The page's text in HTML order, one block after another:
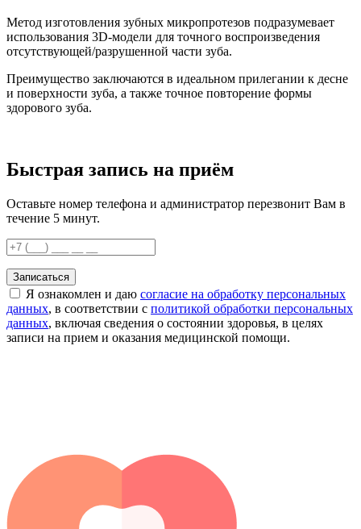
Метод изготовления зубных микропротезов подразумевает
использования 3D-модели для точного воспроизведения
отсутствующей/разрушенной части зуба.
Преимущество заключаются в идеальном прилегании к десне
и поверхности зуба, а также точное повторение формы
здорового зуба.
Быстрая запись на приём
Оставьте номер телефона и администратор перезвонит Вам в
течение 5 минут.
Записаться
Я ознакомлен и даю согласие на обработку персональных
данных, в соответствии с политикой обработки персональных
данных, включая сведения о состоянии здоровья, в целях
записи на прием и оказания медицинской помощи.